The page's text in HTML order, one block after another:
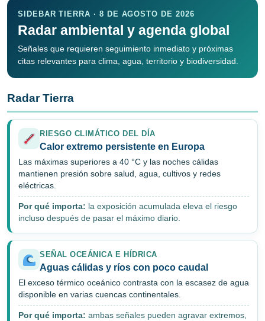
SIDEBAR TIERRA · 8 DE AGOSTO DE 2026
Radar ambiental y agenda global
Señales que requieren seguimiento inmediato y próximas
citas relevantes para clima, agua, territorio y biodiversidad.
Radar Tierra
RIESGO CLIMÁTICO DEL DÍA
Calor extremo persistente en Europa
Las máximas superiores a 40 °C y las noches cálidas
mantienen presión sobre salud, agua, cultivos y redes
eléctricas.
Por qué importa: la exposición acumulada eleva el riesgo
incluso después de pasar el máximo diario.
SEÑAL OCEÁNICA E HÍDRICA
Aguas cálidas y ríos con poco caudal
El exceso térmico oceánico contrasta con la escasez de agua
disponible en varias cuencas continentales.
Por qué importa: ambas señales pueden agravar extremos,